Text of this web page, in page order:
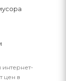
интернет-
цен в